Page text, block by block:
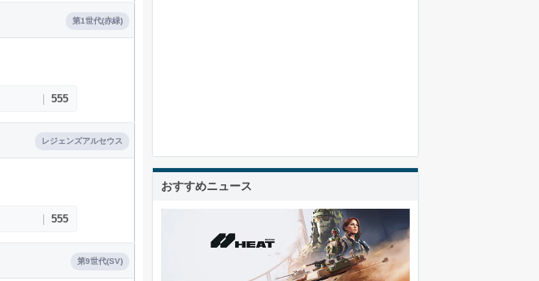
第1世代(赤緑)
555
レジェンズアルセウス
555
第9世代(SV)
おすすめニュース